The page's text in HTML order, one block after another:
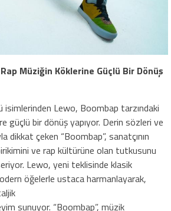
Müziğin Köklerine Güçlü Bir Dönüş
isimlerinden Lewo, Boombap tarzındaki
güçlü bir dönüş yapıyor. Derin sözleri ve
dikkat çeken “Boombap”, sanatçının
ve rap kültürüne olan tutkusunu
Lewo, yeni teklisinde klasik
öğelerle ustaca harmanlayarak,
sunuyor. “Boombap”, müzik